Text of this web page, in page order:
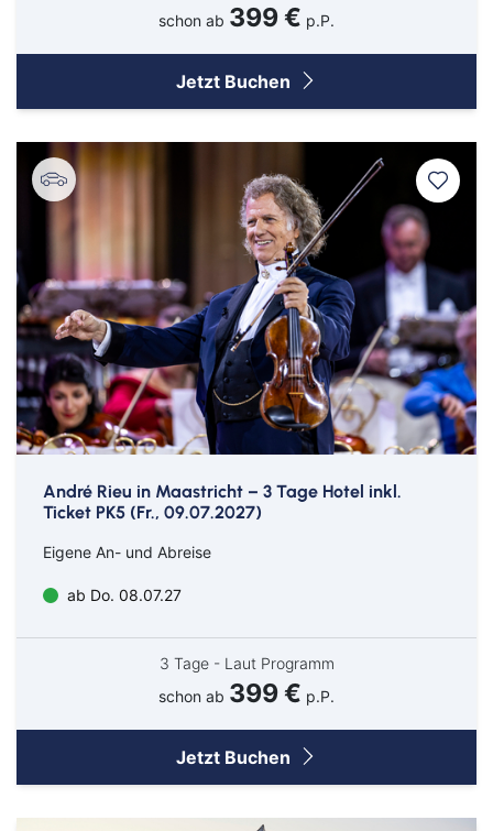
Top Reise Deals
Berlin
Bitburg
Bocholt
Bremerhaven
Burgpreppach
Coburg
Cottbus
Darmstadt
Delmenhorst
Düren
Freiburg
Goch
Hausen
Haßfurt
Herbolzheim
schon ab 399 € p.P.
Jetzt Buchen
André Rieu in Maastricht – 3 Tage Hotel inkl.
Ticket PK5 (Fr., 09.07.2027)
Eigene An- und Abreise
ab Do. 08.07.27
3 Tage - Laut Programm
schon ab 399 € p.P.
Jetzt Buchen